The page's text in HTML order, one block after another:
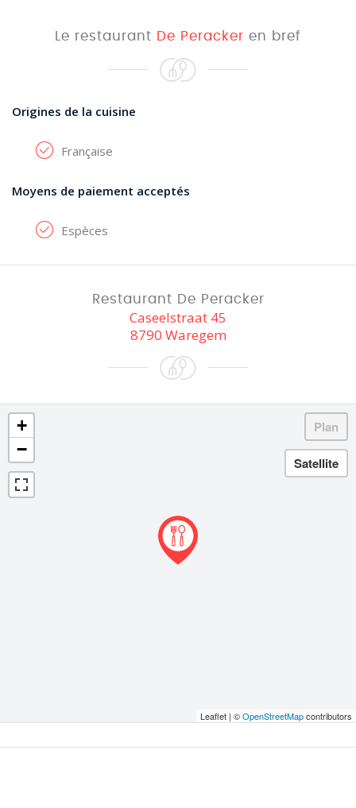
Le restaurant De Peracker en bref
Origines de la cuisine
Française
Moyens de paiement acceptés
Espèces
Restaurant De Peracker
Caseelstraat 45
8790 Waregem
+
−
Leaflet | ©OpenStreetMapcontributors